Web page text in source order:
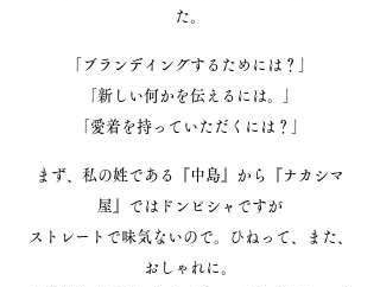
た。
「ブランデイングするためには？」
「新しい何かを伝えるには。」
「愛着を持っていただくには？」
まず、私の姓である『中島』から『ナカシマ
屋』ではドンピシャですが
ストレートで味気ないので。ひねって、また、
おしゃれに。